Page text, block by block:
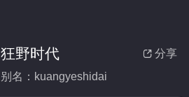
 分享
狂野时代
别名：kuangyeshidai